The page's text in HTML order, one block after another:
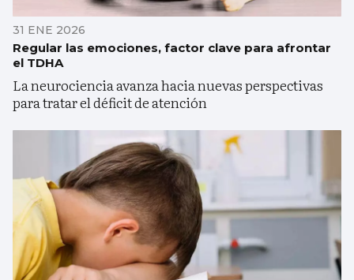
31 ENE 2026
Regular las emociones, factor clave para afrontar
el TDHA
La neurociencia avanza hacia nuevas perspectivas
para tratar el déficit de atención